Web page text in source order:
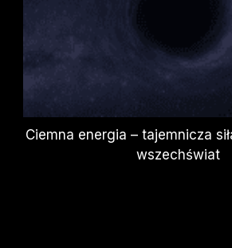
Ciemna energia – tajemnicza
wszechświat